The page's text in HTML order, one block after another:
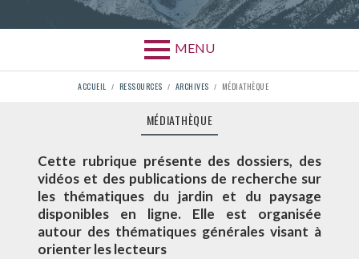
MENU
ACCUEIL RESSOURCES ARCHIVES MÉDIATHÈQUE
MÉDIATHÈQUE
Cette rubrique présente des dossiers, des
vidéos et des publications de recherche sur
les thématiques du jardin et du paysage
disponibles en ligne. Elle est organisée
autour des thématiques générales visant à
orienter les lecteurs